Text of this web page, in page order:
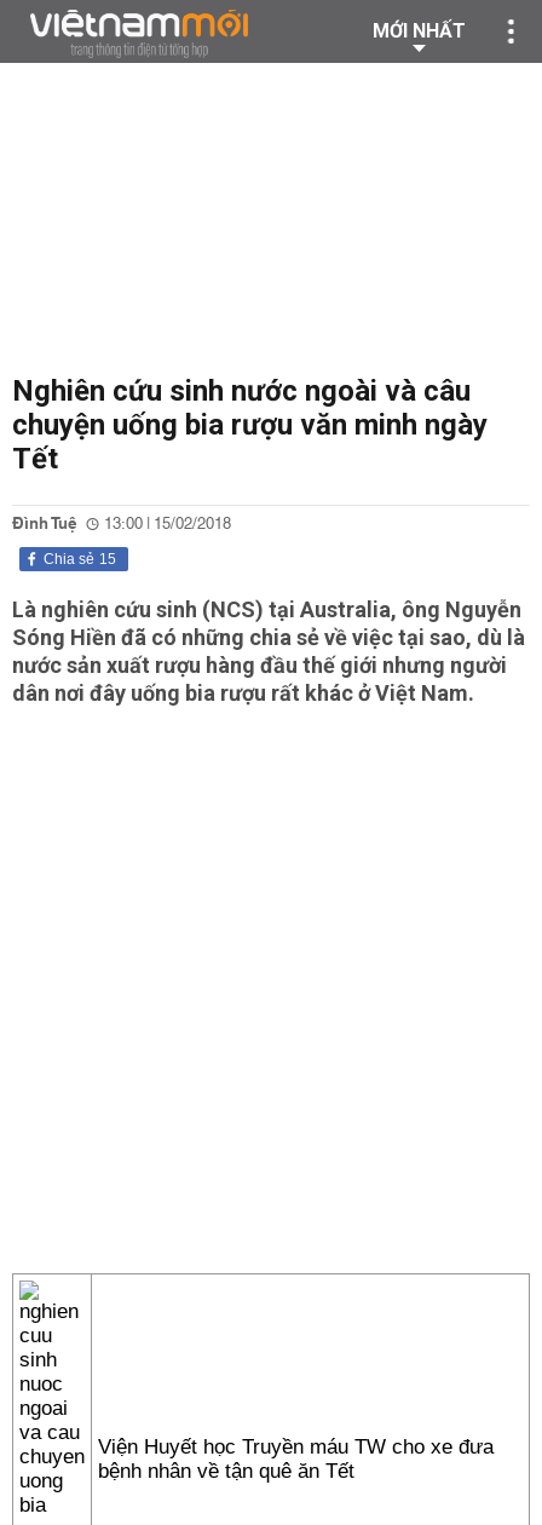
MỚI NHẤT
Nghiên cứu sinh nước ngoài và câu
chuyện uống bia rượu văn minh ngày
Tết
Đình Tuệ 13:00 | 15/02/2018
15
Chia sẻ
Là nghiên cứu sinh (NCS) tại Australia, ông Nguyễn
Sóng Hiền đã có những chia sẻ về việc tại sao, dù là
nước sản xuất rượu hàng đầu thế giới nhưng người
dân nơi đây uống bia rượu rất khác ở Việt Nam.
Viện Huyết học Truyền máu TW cho xe đưa
bệnh nhân về tận quê ăn Tết